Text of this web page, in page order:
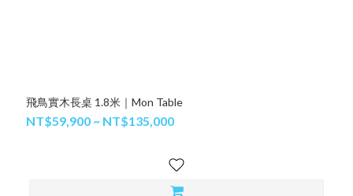
飛鳥實木長桌 1.8米｜Mon Table
NT$59,900 ~ NT$135,000